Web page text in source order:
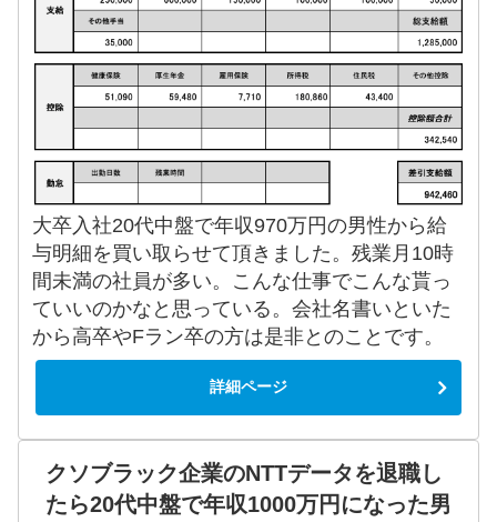
大卒入社20代中盤で年収970万円の男性から給
与明細を買い取らせて頂きました。残業月10時
間未満の社員が多い。こんな仕事でこんな貰っ
ていいのかなと思っている。会社名書いといた
から高卒やFラン卒の方は是非とのことです。
詳細ページ
クソブラック企業のNTTデータを退職し
たら20代中盤で年収1000万円になった男